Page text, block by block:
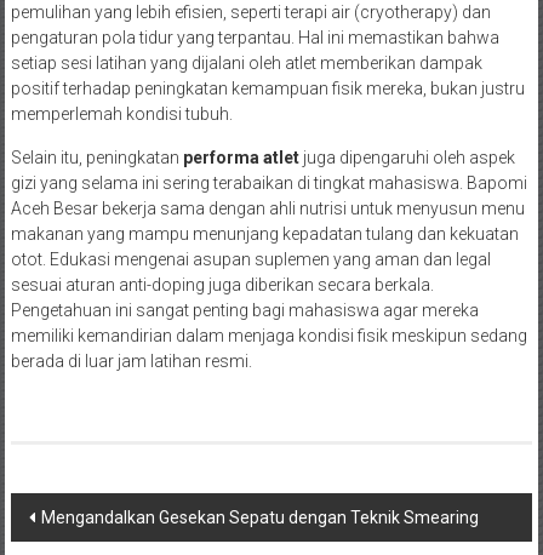
pemulihan yang lebih efisien, seperti terapi air (cryotherapy) dan
pengaturan pola tidur yang terpantau. Hal ini memastikan bahwa
setiap sesi latihan yang dijalani oleh atlet memberikan dampak
positif terhadap peningkatan kemampuan fisik mereka, bukan justru
memperlemah kondisi tubuh.
Selain itu, peningkatan performa atletjuga dipengaruhi oleh aspek
gizi yang selama ini sering terabaikan di tingkat mahasiswa. Bapomi
Aceh Besar bekerja sama dengan ahli nutrisi untuk menyusun menu
makanan yang mampu menunjang kepadatan tulang dan kekuatan
otot. Edukasi mengenai asupan suplemen yang aman dan legal
sesuai aturan anti-doping juga diberikan secara berkala.
Pengetahuan ini sangat penting bagi mahasiswa agar mereka
memiliki kemandirian dalam menjaga kondisi fisik meskipun sedang
berada di luar jam latihan resmi.
Navigasi
Mengandalkan Gesekan Sepatu dengan Teknik Smearing